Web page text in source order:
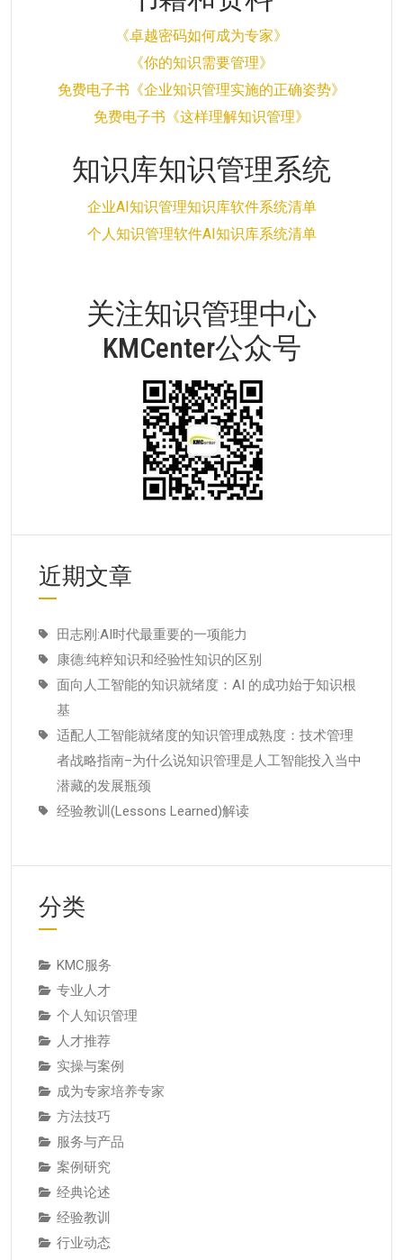
《卓越密码如何成为专家》
《你的知识需要管理》
免费电子书《企业知识管理实施的正确姿势》
免费电子书《这样理解知识管理》
知识库知识管理系统
企业AI知识管理知识库软件系统清单
个人知识管理软件AI知识库系统清单
关注知识管理中心
KMCenter公众号
近期文章
田志刚:AI时代最重要的一项能力
康德:纯粹知识和经验性知识的区别
面向人工智能的知识就绪度：AI 的成功始于知识根
基
适配人工智能就绪度的知识管理成熟度：技术管理
者战略指南–为什么说知识管理是人工智能投入当中
潜藏的发展瓶颈
经验教训(Lessons Learned)解读
分类
KMC服务
专业人才
个人知识管理
人才推荐
实操与案例
成为专家培养专家
方法技巧
服务与产品
案例研究
经典论述
经验教训
行业动态